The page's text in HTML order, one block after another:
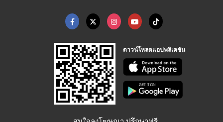
ดาวน์โหลดแอปพลิเคชัน